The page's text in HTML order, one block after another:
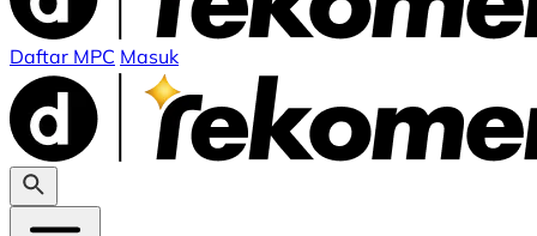
Daftar MPC Masuk